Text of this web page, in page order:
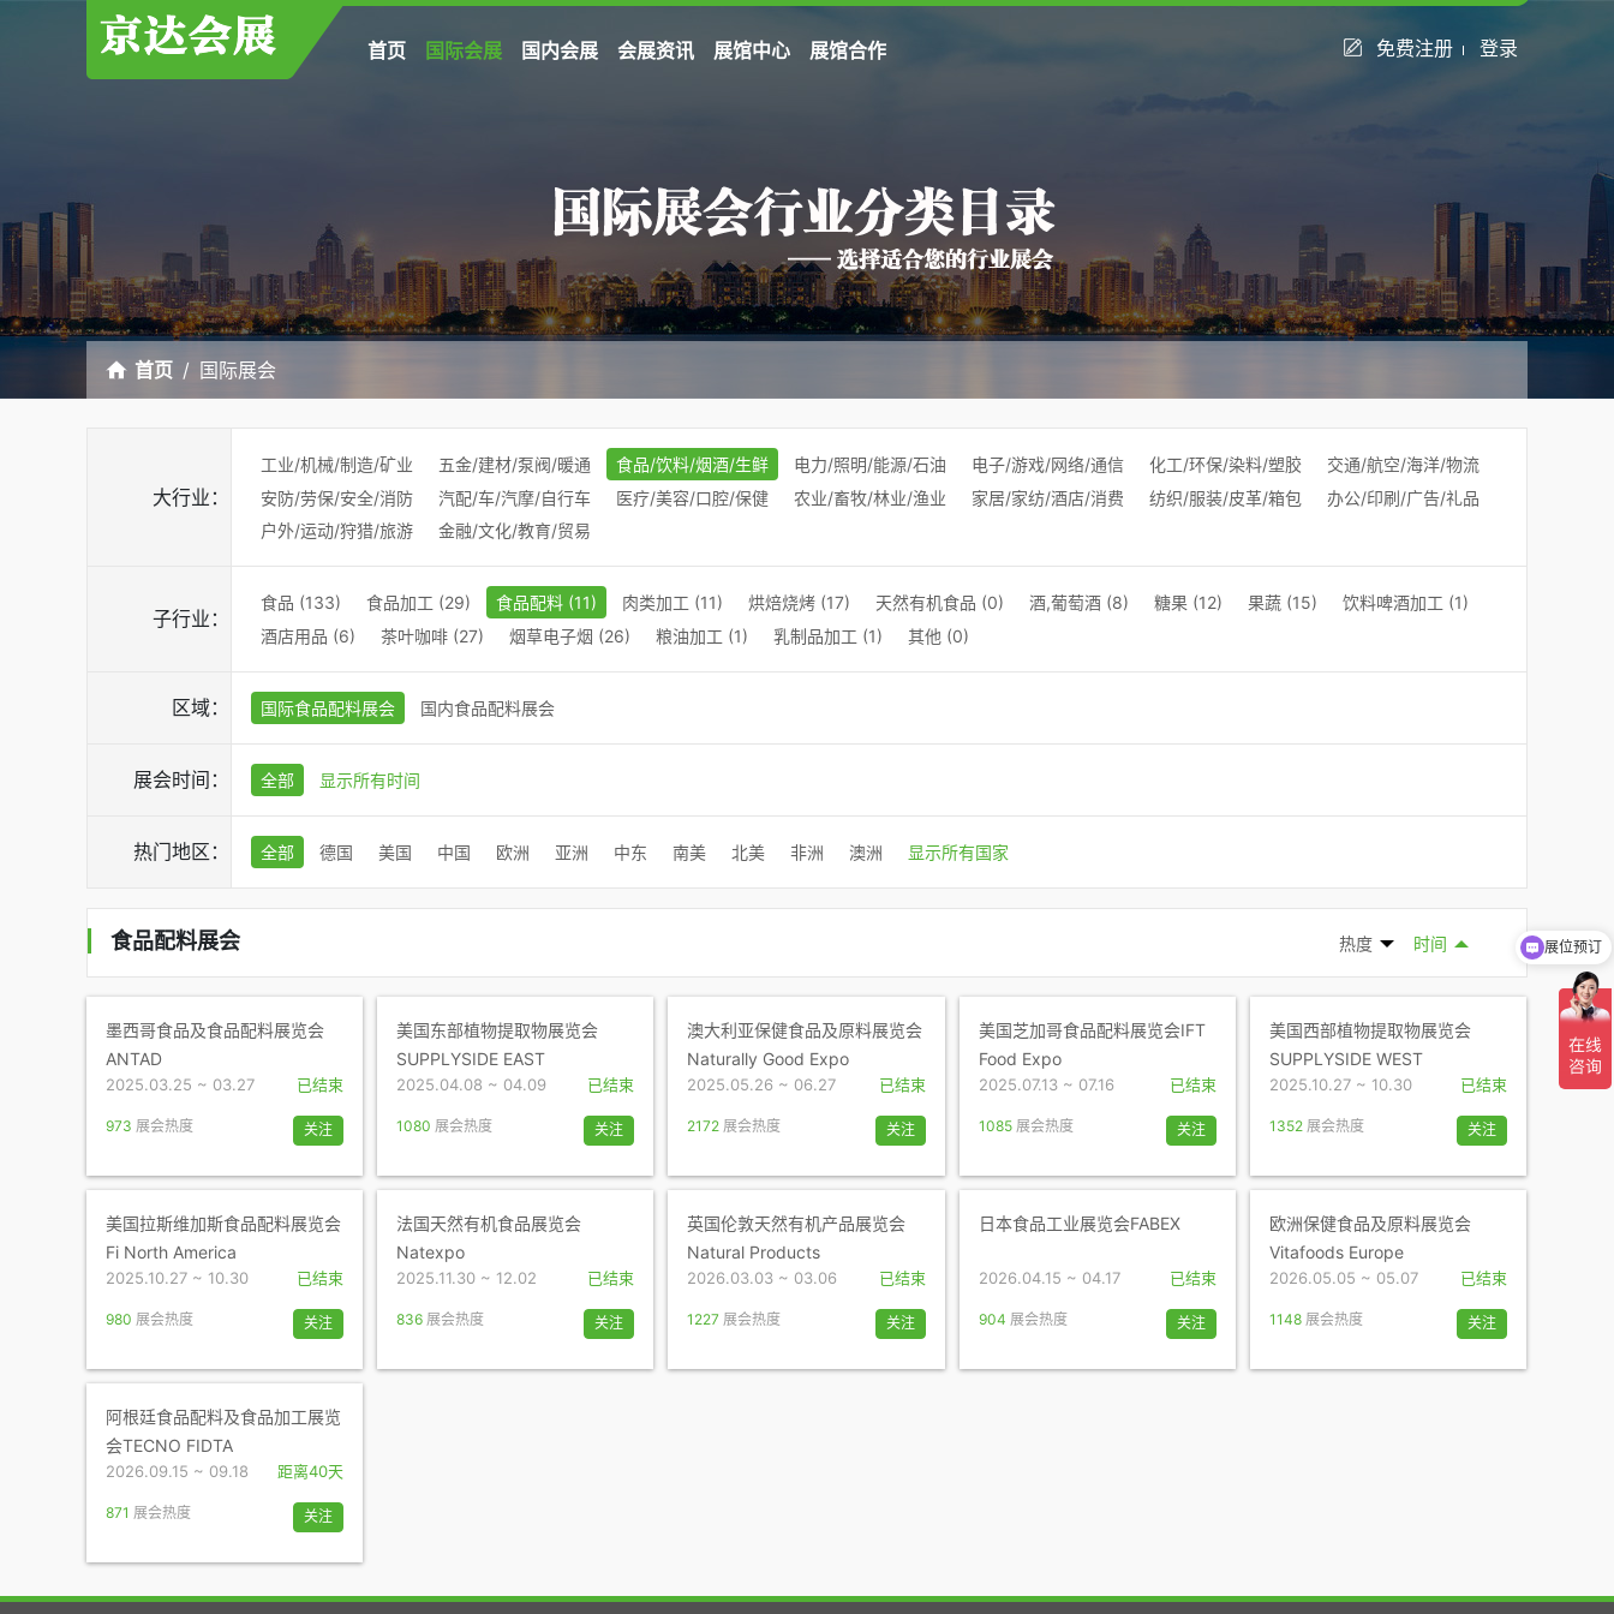
首页 国际会展 国内会展 会展资讯 展馆中心 展馆合作 免费注册 登录
首页 国际展会
大行业：
工业/机械/制造/矿业 五金/建材/泵阀/暖通 食品/饮料/烟酒/生鲜 电力/照明/能源/石油 电子/游戏/网络/通信 化工/环保/染料/塑胶
交通/航空/海洋/物流
安防/劳保/安全/消防
汽配/车/汽摩/自行车 医疗/美容/口腔/保健 农业/畜牧/林业/渔业 家居/家纺/酒店/消费 纺织/服装/皮革/箱包
办公/印刷/广告/礼品
户外/运动/狩猎/旅游
金融/文化/教育/贸易
子行业：
食品 (133) 食品加工 (29) 食品配料 (11) 肉类加工 (11) 烘焙烧烤 (17) 天然有机食品 (0) 酒,葡萄酒 (8) 糖果 (12) 果蔬 (15)
饮料啤酒加工 (1)
酒店用品 (6)
茶叶咖啡 (27) 烟草电子烟 (26) 粮油加工 (1) 乳制品加工 (1) 其他 (0)
区域： 国际食品配料展会 国内食品配料展会
展会时间： 全部 显示所有时间
热门地区： 全部 德国 美国 中国 欧洲 亚洲 中东 南美 北美 非洲 澳洲 显示所有国家
食品配料展会 热度 时间
墨西哥食品及食品配料展览会
ANTAD
2025.03.25 ~ 03.27 已结束
973 展会热度 关注
美国东部植物提取物展览会
SUPPLYSIDE EAST
2025.04.08 ~ 04.09 已结束
1080 展会热度 关注
澳大利亚保健食品及原料展览会
Naturally Good Expo
2025.05.26 ~ 06.27 已结束
2172 展会热度 关注
美国芝加哥食品配料展览会IFT
Food Expo
2025.07.13 ~ 07.16 已结束
1085展会热度 关注
美国西部植物提取物展览会
SUPPLYSIDE WEST
2025.10.27 ~ 10.30 已结束
1352展会热度 关注
美国拉斯维加斯食品配料展览会
Fi North America
2025.10.27 ~ 10.30 已结束
980 展会热度 关注
法国天然有机食品展览会
Natexpo
2025.11.30 ~ 12.02 已结束
836 展会热度 关注
英国伦敦天然有机产品展览会
Natural Products
2026.03.03 ~ 03.06 已结束
1227 展会热度 关注
日本食品工业展览会FABEX
2026.04.15 ~ 04.17 已结束
904 展会热度 关注
欧洲保健食品及原料展览会
Vitafoods Europe
2026.05.05 ~ 05.07 已结束
1148展会热度 关注
阿根廷食品配料及食品加工展览
会TECNO FIDTA
2026.09.15 ~ 09.18 距离40天
871 展会热度 关注
展位预订